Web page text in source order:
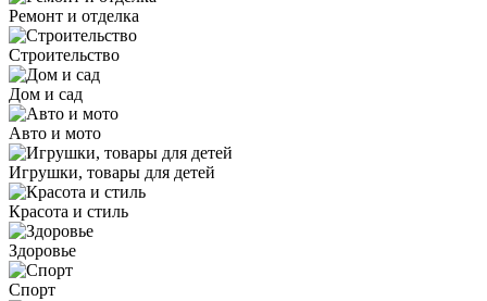
Ремонт и отделка
Строительство
Дом и сад
Авто и мото
Игрушки, товары для детей
Красота и стиль
Здоровье
Спорт